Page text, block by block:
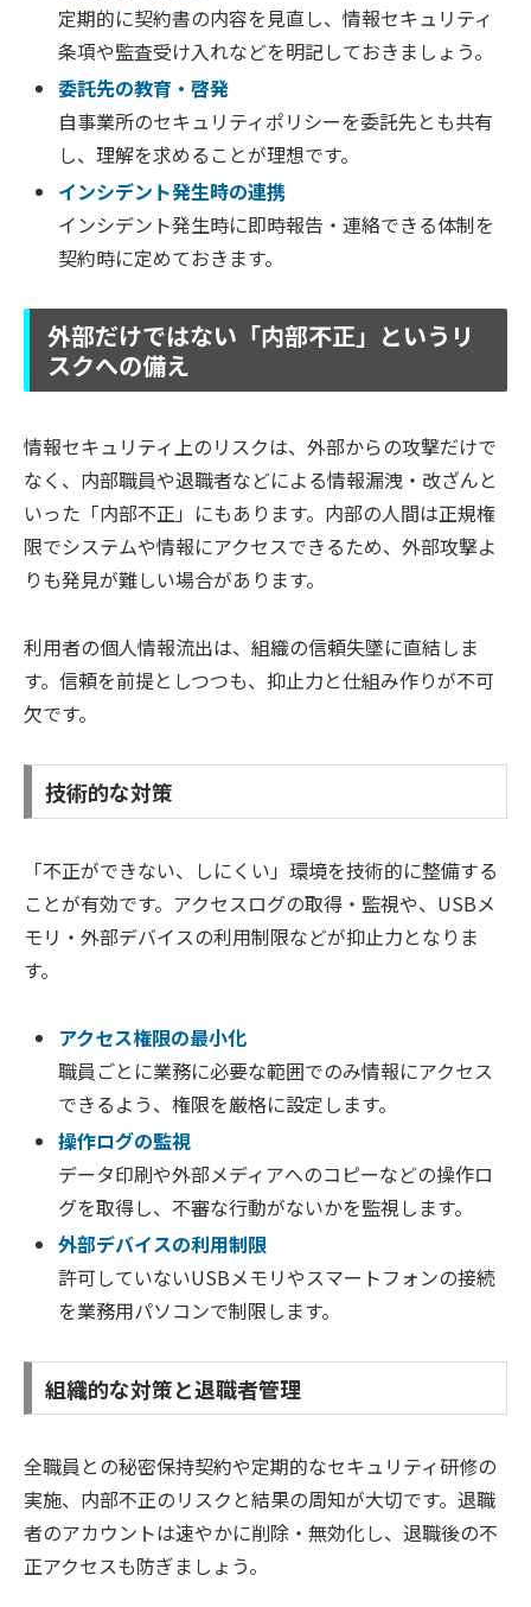
定期的に契約書の内容を見直し、情報セキュリティ
条項や監査受け入れなどを明記しておきましょう。
委託先の教育・啓発
自事業所のセキュリティポリシーを委託先とも共有
し、理解を求めることが理想です。
インシデント発生時の連携
インシデント発生時に即時報告・連絡できる体制を
契約時に定めておきます。
外部だけではない「内部不正」というリ
スクへの備え
情報セキュリティ上のリスクは、外部からの攻撃だけで
なく、内部職員や退職者などによる情報漏洩・改ざんと
いった「内部不正」にもあります。内部の人間は正規権
限でシステムや情報にアクセスできるため、外部攻撃よ
りも発見が難しい場合があります。
利用者の個人情報流出は、組織の信頼失墜に直結しま
す。信頼を前提としつつも、抑止力と仕組み作りが不可
欠です。
技術的な対策
「不正ができない、しにくい」環境を技術的に整備する
ことが有効です。アクセスログの取得・監視や、USBメ
モリ・外部デバイスの利用制限などが抑止力となりま
す。
アクセス権限の最小化
職員ごとに業務に必要な範囲でのみ情報にアクセス
できるよう、権限を厳格に設定します。
操作ログの監視
データ印刷や外部メディアへのコピーなどの操作ロ
グを取得し、不審な行動がないかを監視します。
外部デバイスの利用制限
許可していないUSBメモリやスマートフォンの接続
を業務用パソコンで制限します。
組織的な対策と退職者管理
全職員との秘密保持契約や定期的なセキュリティ研修の
実施、内部不正のリスクと結果の周知が大切です。退職
者のアカウントは速やかに削除・無効化し、退職後の不
正アクセスも防ぎましょう。